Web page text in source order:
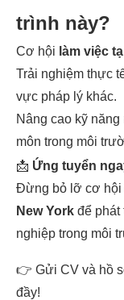
trình này?
Cơ hội làm việc
Trải nghiệm thực
vực pháp lý khác.
Nâng cao kỹ
môn trong môi
📩 Ứng tuyển
Đừng bỏ lỡ cơ hội
New York để phát
nghiệp trong môi
👉 Gửi CV và hồ
đầy!